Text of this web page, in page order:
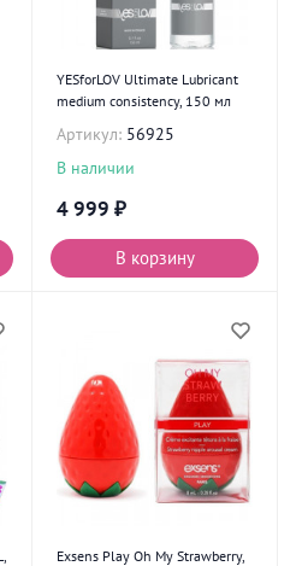
YESforLOV Ultimate Lubricant
medium consistency, 150 мл
Артикул: 56925
В наличии
4 999 ₽
В корзину
Exsens Play Oh My Strawberry,